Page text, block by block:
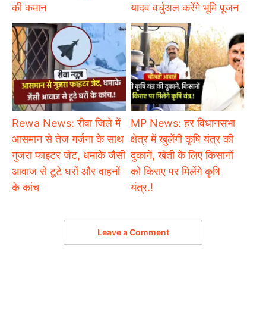
की कमान
यादव वर्चुअल करेंगे भूमि पूजन
Rewa News: रीवा जिले में
आसमान से तेज गर्जना के साथ
गुजरा फाइटर जेट, धमाके जैसी
आवाज से टूटे घरों और वाहनों
के कांच
MP News: हर विधानसभा
क्षेत्र में खुलेंगी कृषि यंत्र की
दुकानें, खेती के लिए किसानों
को किराए पर मिलेंगे कृषि
यंत्र.!
Leave a Comment